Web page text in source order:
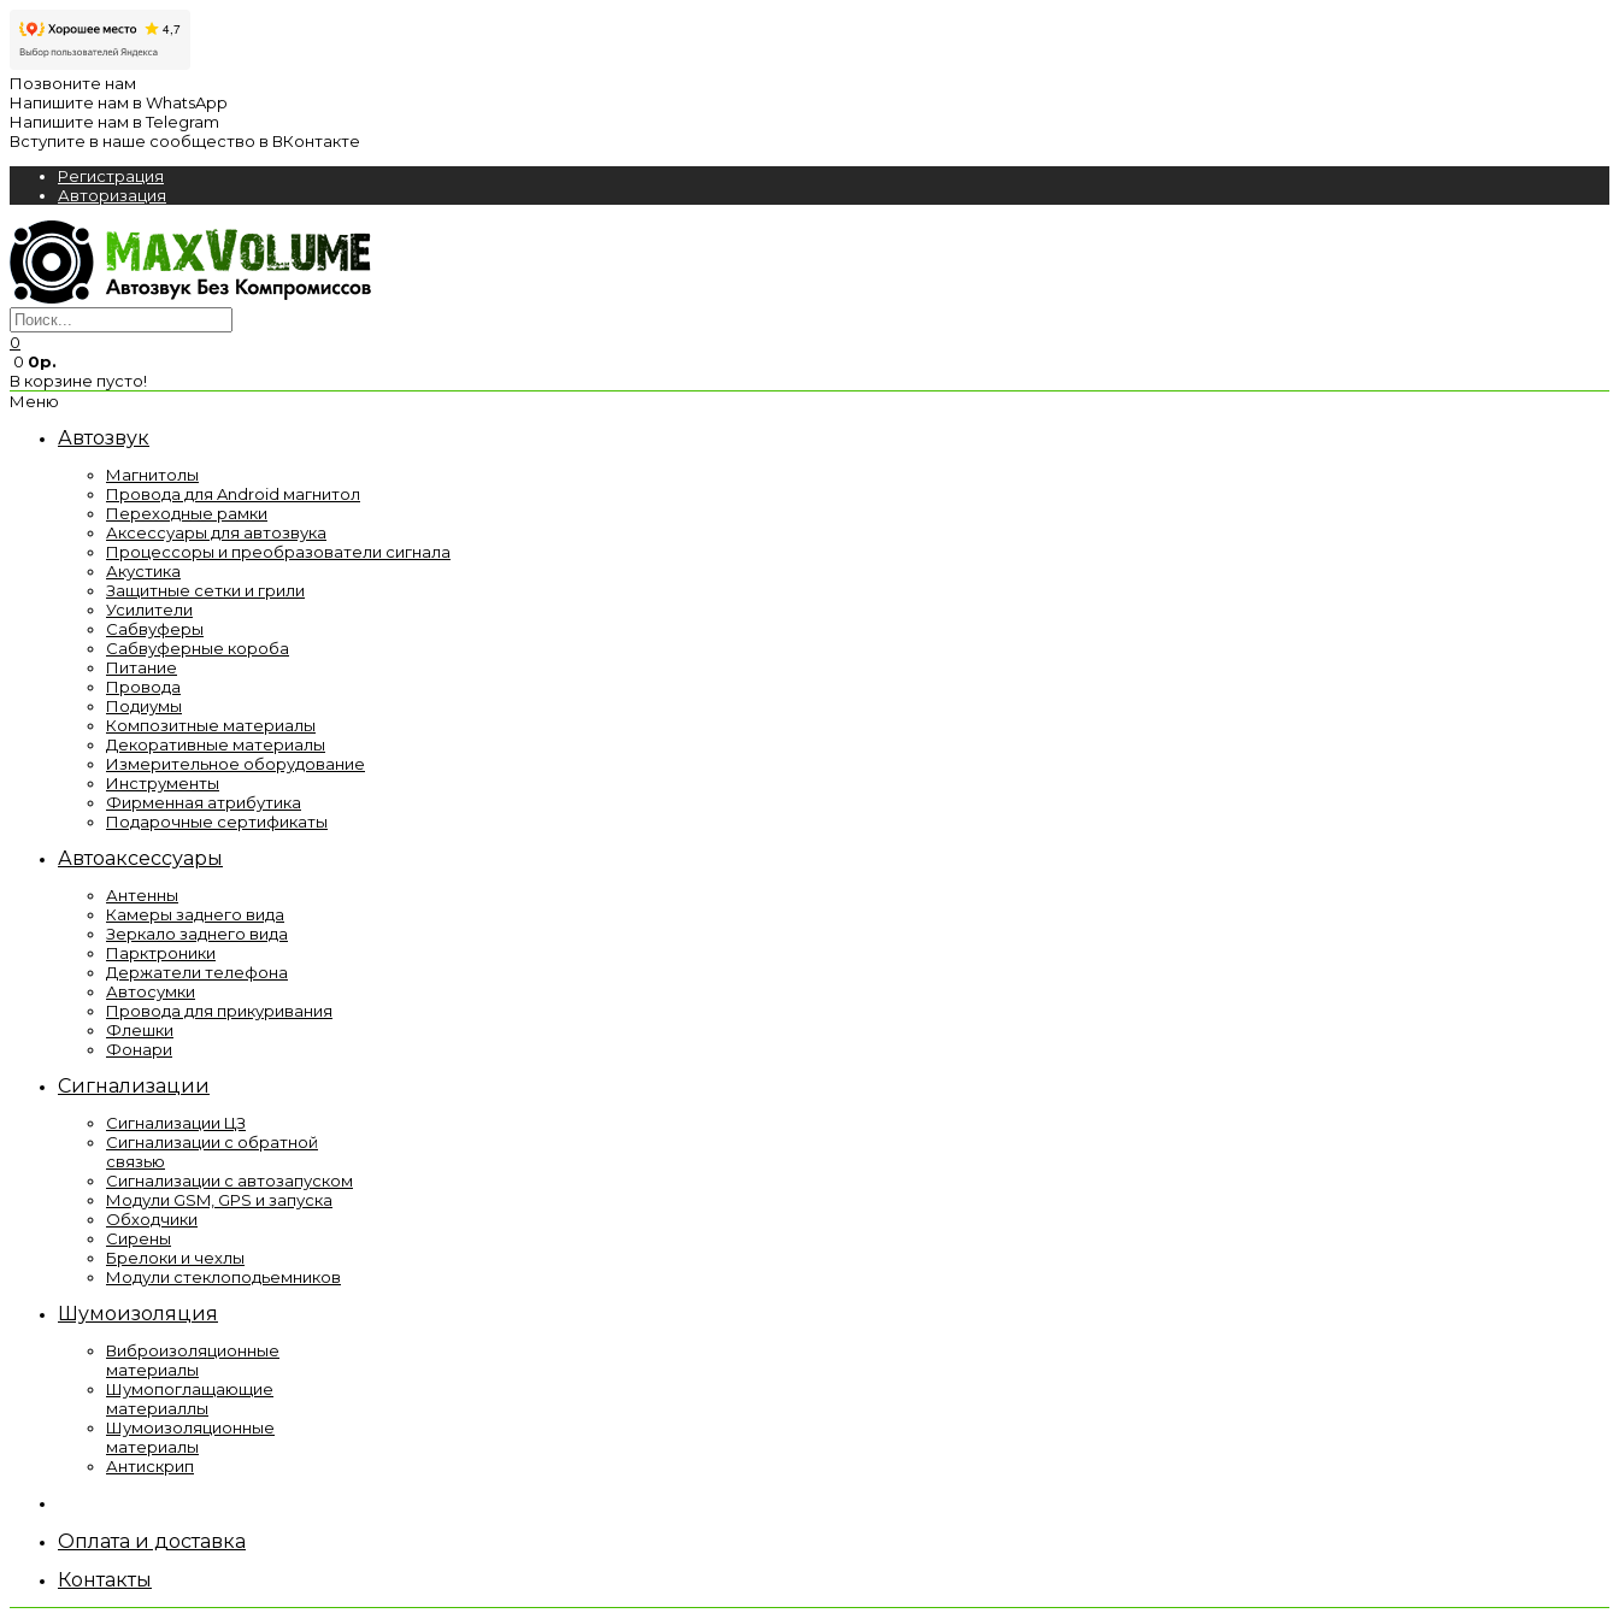
Позвоните нам
Напишите нам в WhatsApp
Напишите нам в Telegram
Вступите в наше сообщество в ВКонтакте
Регистрация
Авторизация
0
0 0р.
В корзине пусто!
Меню
Автозвук
Магнитолы
Провода для Android магнитол
Переходные рамки
Аксессуары для автозвука
Процессоры и преобразователи сигнала
Акустика
Защитные сетки и грили
Усилители
Сабвуферы
Сабвуферные короба
Питание
Провода
Подиумы
Композитные материалы
Декоративные материалы
Измерительное оборудование
Инструменты
Фирменная атрибутика
Подарочные сертификаты
Автоаксессуары
Антенны
Камеры заднего вида
Зеркало заднего вида
Парктроники
Держатели телефона
Автосумки
Провода для прикуривания
Флешки
Фонари
Сигнализации
Сигнализации ЦЗ
Сигнализации с обратной
связью
Сигнализации с автозапуском
Модули GSM, GPS и запуска
Обходчики
Сирены
Брелоки и чехлы
Модули стеклоподьемников
Шумоизоляция
Виброизоляционные
материалы
Шумопоглащающие
материаллы
Шумоизоляционные
материалы
Антискрип
Оплата и доставка
Контакты